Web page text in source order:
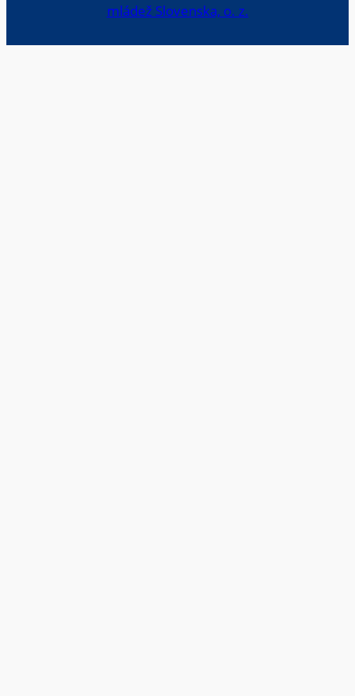
mládež Slovenska, o. z.